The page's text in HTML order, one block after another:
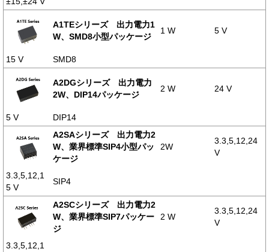
A1TEシリーズ 出力電力1
W、SMD8小型パッケージ
1 W 5 V
15 V SMD8
A2DGシリーズ 出力電力
2W、DIP14パッケージ
2 W 24 V
5 V
DIP14
A2SAシリーズ 出力電力2
W、業界標準SIP4小型パッ
ケージ
2W
3.3,5,12,24
V
3.3,5,12,1
5 V
SIP4
A2SCシリーズ 出力電力2
W、業界標準SIP7パッケー
ジ
2 W
3.3,5,12,24
V
3.3,5,12,1